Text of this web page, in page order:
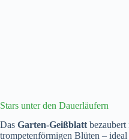
Stars unter den Dauerläufern
Das Garten-Geißblattbezaubert
trompetenförmigen Blüten –